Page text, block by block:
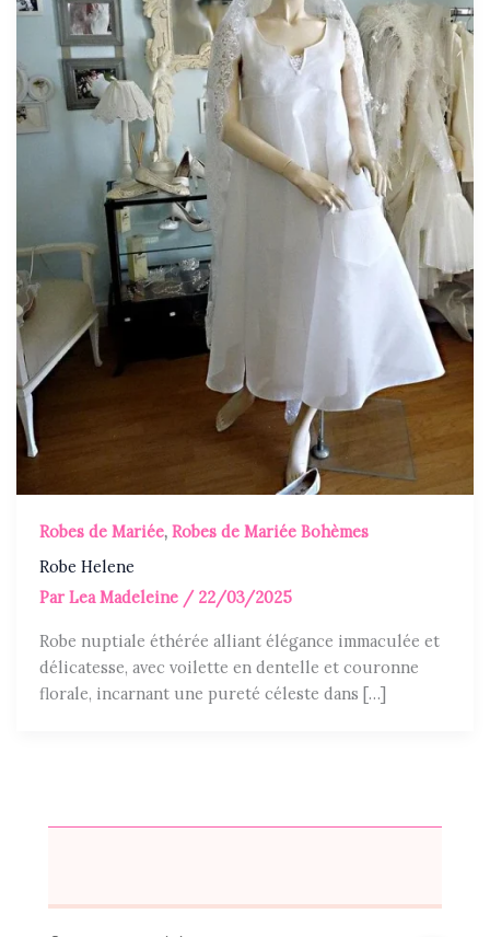
Robes de Mariée,Robes de Mariée Bohèmes
Robe Helene
ParLea Madeleine / 22/03/2025
Robe nuptiale éthérée alliant élégance immaculée et
délicatesse, avec voilette en dentelle et couronne
florale, incarnant une pureté céleste dans […]